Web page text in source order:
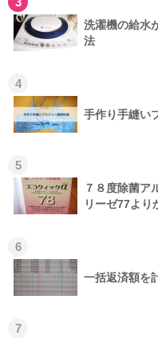
洗濯機の給水
法
4
手作り手縫い
5
７８度除菌ア
リーゼ77より
6
一括返済額を
7